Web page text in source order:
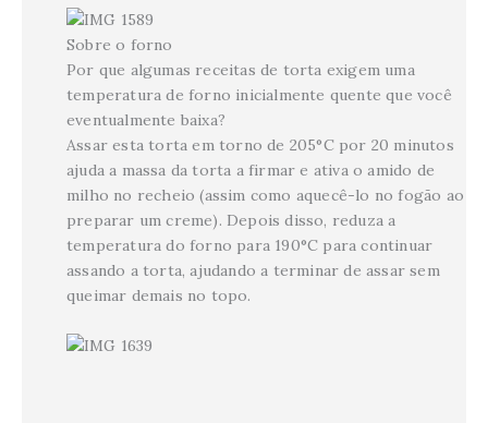
Sobre o forno
Por que algumas receitas de torta exigem uma
temperatura de forno inicialmente quente que você
eventualmente baixa?
Assar esta torta em torno de 205°C por 20 minutos
ajuda a massa da torta a firmar e ativa o amido de
milho no recheio (assim como aquecê-lo no fogão ao
preparar um creme). Depois disso, reduza a
temperatura do forno para 190°C para continuar
assando a torta, ajudando a terminar de assar sem
queimar demais no topo.